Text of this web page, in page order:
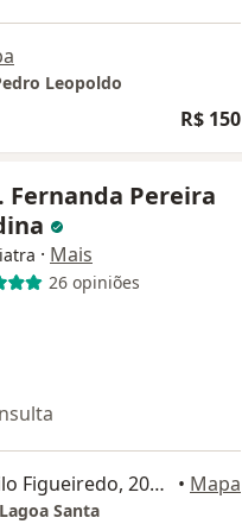
Leopoldo
R$ 150
Fernanda Pereira
· Mais
26 opiniões
Avenida Acadêmico Nilo Figueiredo, 2057 - Sala 419-A, Lagoa Santa • Mapa
Santa